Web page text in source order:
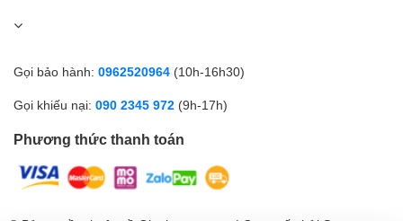
Gọi bảo hành: 0962520964 (10h-16h30)
Gọi khiếu nại: 090 2345 972 (9h-17h)
Phương thức thanh toán